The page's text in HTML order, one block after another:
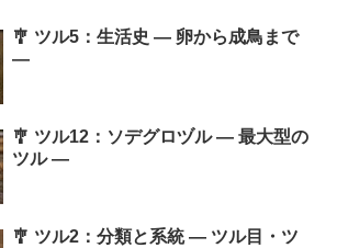
🎐 ツル5：生活史 ― 卵から成鳥まで
―
🎐 ツル12：ソデグロヅル ― 最大型の
ツル ―
🎐 ツル2：分類と系統 ― ツル目・ツ